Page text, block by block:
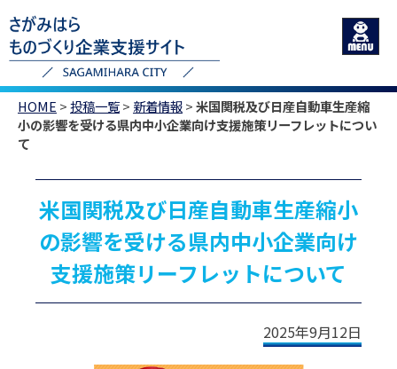
HOME >投稿一覧> 新着情報>米国関税及び日産自動車生産縮
小の影響を受ける県内中小企業向け支援施策リーフレットについ
て
米国関税及び日産自動車生産縮小
の影響を受ける県内中小企業向け
支援施策リーフレットについて
2025年9月12日